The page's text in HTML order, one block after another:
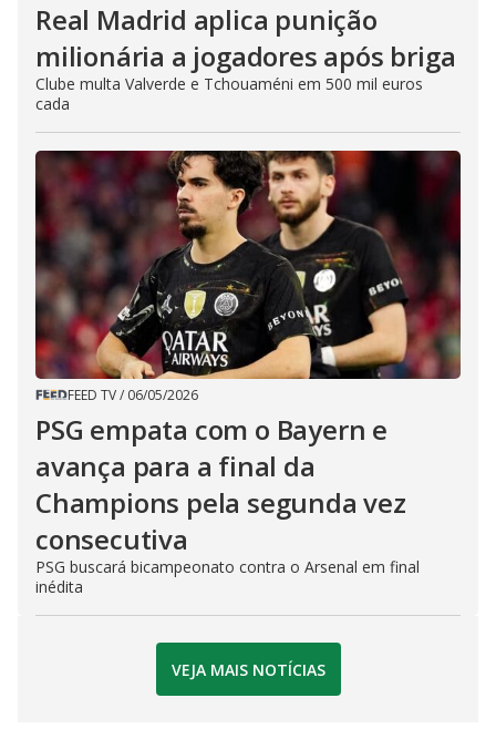
Real Madrid aplica punição
milionária a jogadores após briga
Clube multa Valverde e Tchouaméni em 500 mil euros
cada
FEED TV/ 06/05/2026
PSG empata com o Bayern e
avança para a final da
Champions pela segunda vez
consecutiva
PSG buscará bicampeonato contra o Arsenal em final
inédita
VEJA MAIS NOTÍCIAS